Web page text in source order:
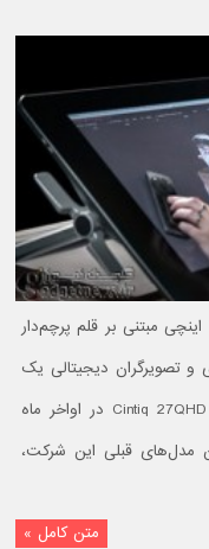
شرکت Wacom در نمایشگاه CES دو تبلت ۲۷ اینچی مبتنی بر قلم پرچم‌دار
و تصویرگران دیجیتالی یک
گزینه ایده‌آل باشند. Cintiq 27QHD و Cintiq 27QHD Touch در اواخر ماه
مدل‌های قبلی این شرکت،
متن کامل »